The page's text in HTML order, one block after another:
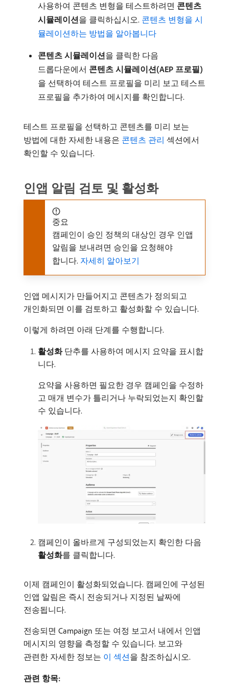
사용하여 콘텐츠 변형을 테스트하려면 콘텐츠
시뮬레이션​을 클릭하십시오. 콘텐츠 변형을 시
뮬레이션하는 방법을 알아봅니다
콘텐츠 시뮬레이션​을 클릭한 다음
드롭다운에서 콘텐츠 시뮬레이션(AEP 프로필)
을 선택하여 테스트 프로필을 미리 보고 테스트
프로필을 추가하여 메시지를 확인합니다.
테스트 프로필을 선택하고 콘텐츠를 미리 보는
방법에 대한 자세한 내용은 콘텐츠 관리 섹션에서
확인할 수 있습니다.
인앱 알림 검토 및 활성화
중요
캠페인이 승인 정책의 대상인 경우 인앱
알림을 보내려면 승인을 요청해야
합니다. 자세히 알아보기
인앱 메시지가 만들어지고 콘텐츠가 정의되고
개인화되면 이를 검토하고 활성화할 수 있습니다.
이렇게 하려면 아래 단계를 수행합니다.
활성화단추를 사용하여 메시지 요약을 표시합
니다.
요약을 사용하면 필요한 경우 캠페인을 수정하
고 매개 변수가 틀리거나 누락되었는지 확인할
수 있습니다.
캠페인이 올바르게 구성되었는지 확인한 다음
활성화​를 클릭합니다.
이제 캠페인이 활성화되었습니다. 캠페인에 구성된
인앱 알림은 즉시 전송되거나 지정된 날짜에
전송됩니다.
전송되면 Campaign 또는 여정 보고서 내에서 인앱
메시지의 영향을 측정할 수 있습니다. 보고와
관련한 자세한 정보는 이 섹션을 참조하십시오.
관련 항목: